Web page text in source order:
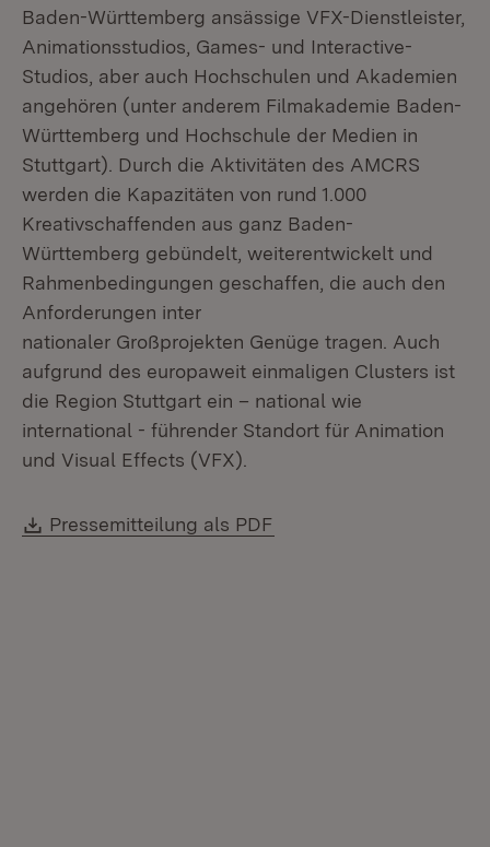
Baden-Württemberg ansässige VFX-Dienstleister,
Animationsstudios, Games- und Interactive-
Studios, aber auch Hochschulen und Akademien
angehören (unter anderem Filmakademie Baden-
Württemberg und Hochschule der Medien in
Stuttgart). Durch die Aktivitäten des AMCRS
werden die Kapazitäten von rund 1.000
Kreativschaffenden aus ganz Baden-
Württemberg gebündelt, weiterentwickelt und
Rahmenbedingungen geschaffen, die auch den
Anforderungen inter
nationaler Großprojekten Genüge tragen. Auch
aufgrund des europaweit einmaligen Clusters ist
die Region Stuttgart ein – national wie
international - führender Standort für Animation
und Visual Effects (VFX).
Download:
Pressemitteilung als PDF